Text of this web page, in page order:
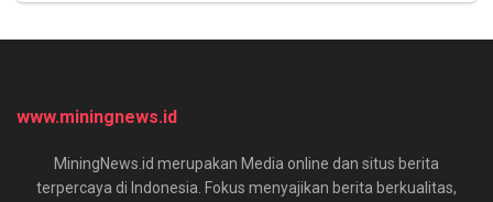
www.miningnews.id
MiningNews.id merupakan Media online dan situs berita
terpercaya di Indonesia. Fokus menyajikan berita berkualitas,